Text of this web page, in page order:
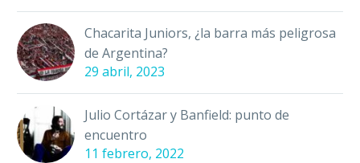
Chacarita Juniors, ¿la barra más peligrosa
de Argentina?
29 abril, 2023
Julio Cortázar y Banfield: punto de
encuentro
11 febrero, 2022